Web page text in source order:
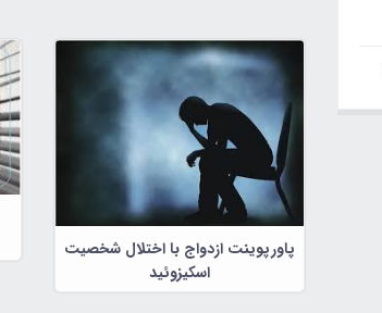
پاورپوینت ازدواج با اختلال شخصیت
اسکیزوئید